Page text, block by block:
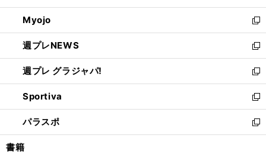
開
く
ウ
で
開
く
ン
ド
ウ
で
開
く
ウ
ィ
ン
ド
ウ
で
開
く
Myojo
新
し
い
ウ
ィ
ン
ド
ウ
で
開
週プレNEWS
新
し
い
ウ
ィ
ン
ド
ウ
週プレ グラジャパ!
新
し
い
ウ
ィ
ン
Sportiva
新
し
い
ウ
パラスポ
新
し
書籍